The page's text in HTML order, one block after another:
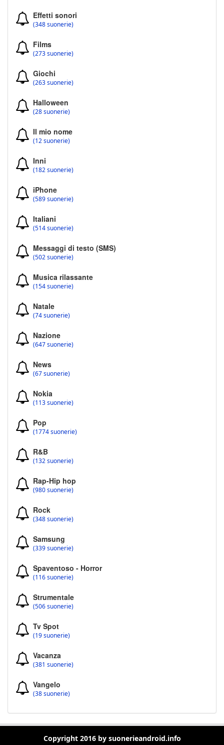
Effetti sonori
(348 suonerie)
Films
(273 suonerie)
Giochi
(263 suonerie)
Halloween
(28 suonerie)
Il mio nome
(12 suonerie)
Inni
(182 suonerie)
iPhone
(589 suonerie)
Italiani
(514 suonerie)
Messaggi di testo (SMS)
(502 suonerie)
Musica rilassante
(154 suonerie)
Natale
(74 suonerie)
Nazione
(647 suonerie)
News
(67 suonerie)
Nokia
(113 suonerie)
Pop
(1774 suonerie)
R&B
(132 suonerie)
Rap-Hip hop
(980 suonerie)
Rock
(348 suonerie)
Samsung
(339 suonerie)
Spaventoso - Horror
(116 suonerie)
Strumentale
(506 suonerie)
Tv Spot
(19 suonerie)
Vacanza
(381 suonerie)
Vangelo
(38 suonerie)
Copyright 2016 by suonerieandroid.info